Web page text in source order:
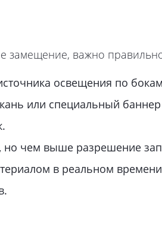
замещение, важно
освещения по
или специальный
чем выше разрешение
в реальном